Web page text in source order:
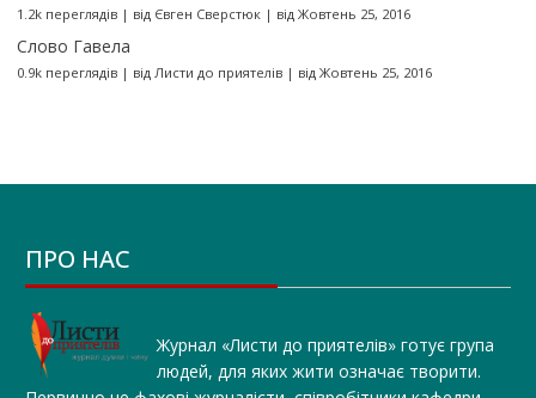
1.2k переглядів| від Євген Сверстюк| від Жовтень 25, 2016
Слово Гавела
0.9k переглядів| від Листи до приятелів| від Жовтень 25, 2016
ПРО НАС
Журнал «Листи до приятелів» готує група
людей, для яких жити означає творити.